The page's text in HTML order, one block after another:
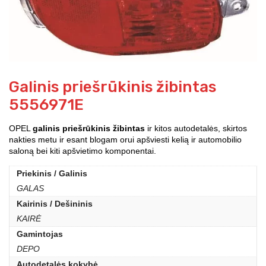
Galinis priešrūkinis žibintas
5556971E
OPELgalinis priešrūkinis žibintas ir kitos autodetalės, skirtos
nakties metu ir esant blogam orui apšviesti kelią ir automobilio
saloną bei kiti apšvietimo komponentai.
Priekinis / Galinis
GALAS
Kairinis / Dešininis
KAIRĖ
Gamintojas
DEPO